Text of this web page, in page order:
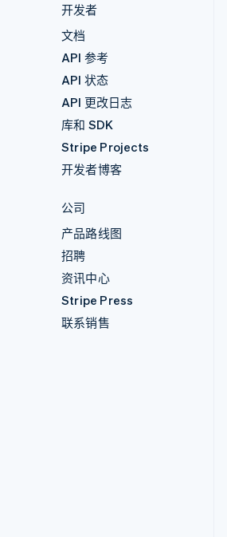
开发者
文档
API 参考
API 状态
API 更改日志
库和 SDK
Stripe Projects
开发者博客
公司
产品路线图
招聘
资讯中心
Stripe Press
联系销售